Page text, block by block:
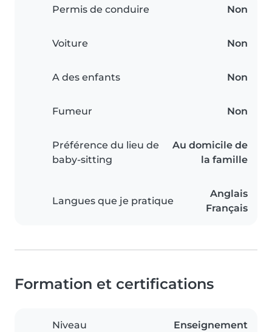
Permis de conduire Non
Voiture Non
A des enfants Non
Fumeur Non
Préférence du lieu de
baby-sitting
Au domicile de
la famille
Langues que je pratique
Anglais
Français
Formation et certifications
Niveau
Enseignement